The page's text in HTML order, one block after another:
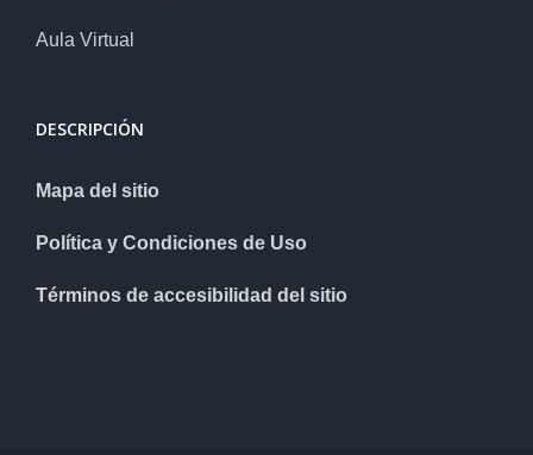
Aula Virtual
DESCRIPCIÓN
Mapa del sitio
Política y Condiciones de Uso
Términos de accesibilidad del sitio